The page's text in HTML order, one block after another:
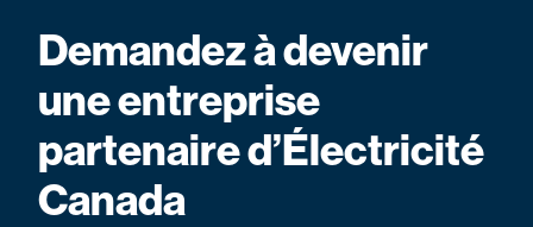
Demandez à devenir
une entreprise
partenaire d’Électricité
Canada